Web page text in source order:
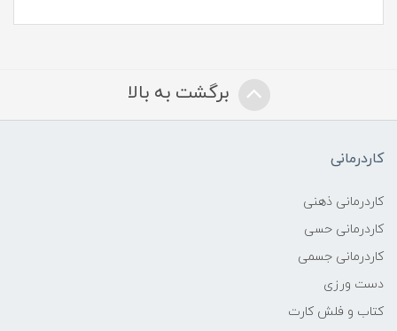
برگشت به بالا
کاردرمانی
کاردرمانی ذهنی
کاردرمانی حسی
کاردرمانی جسمی
دست ورزی
کتاب و فلش کارت